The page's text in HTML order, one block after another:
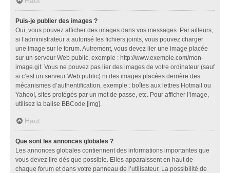
Puis-je publier des images ?
Oui, vous pouvez afficher des images dans vos messages. Par ailleurs,
si l’administrateur a autorisé les fichiers joints, vous pouvez charger
une image sur le forum. Autrement, vous devez lier une image placée
sur un serveur Web public, exemple : http://www.exemple.com/mon-
image.gif. Vous ne pouvez pas lier des images de votre ordinateur (sauf
si c’est un serveur Web public) ni des images placées derrière des
mécanismes d’authentification, exemple : boîtes aux lettres Hotmail ou
Yahoo!, sites protégés par un mot de passe, etc. Pour afficher l’image,
utilisez la balise BBCode [img].
Haut
Que sont les annonces globales ?
Les annonces globales contiennent des informations importantes que
vous devez lire dès que possible. Elles apparaissent en haut de
chaque forum et dans votre panneau de l’utilisateur. La possibilité de